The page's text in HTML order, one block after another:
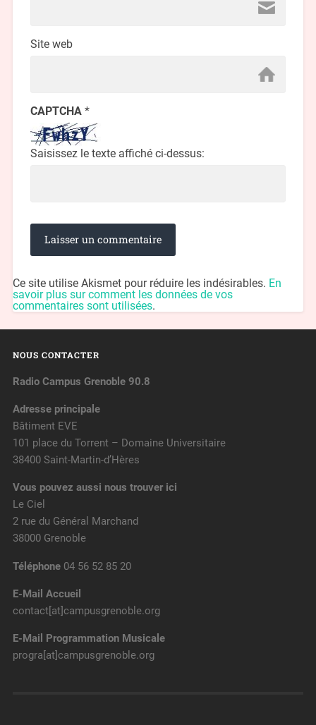
Site web
CAPTCHA *
Saisissez le texte affiché ci-dessus:
Ce site utilise Akismet pour réduire les indésirables. En
savoir plus sur comment les données de vos
commentaires sont utilisées.
NOUS CONTACTER
Radio Campus Grenoble 90.8
Adresse principale
Bâtiment EVE
101 place du Torrent – Domaine Universitaire
38400 Saint-Martin-d’Hères
Vous pouvez aussi nous trouver ici
Le Ciel
2 rue du Général Marchand
38000 Grenoble
Téléphone04 56 52 85 20
E-Mail Accueil
contact[at]campusgrenoble.org
E-Mail Programmation Musicale
progra[at]campusgrenoble.org